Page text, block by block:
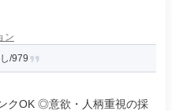
ン
/979
クOK ◎意欲・人柄重視の採